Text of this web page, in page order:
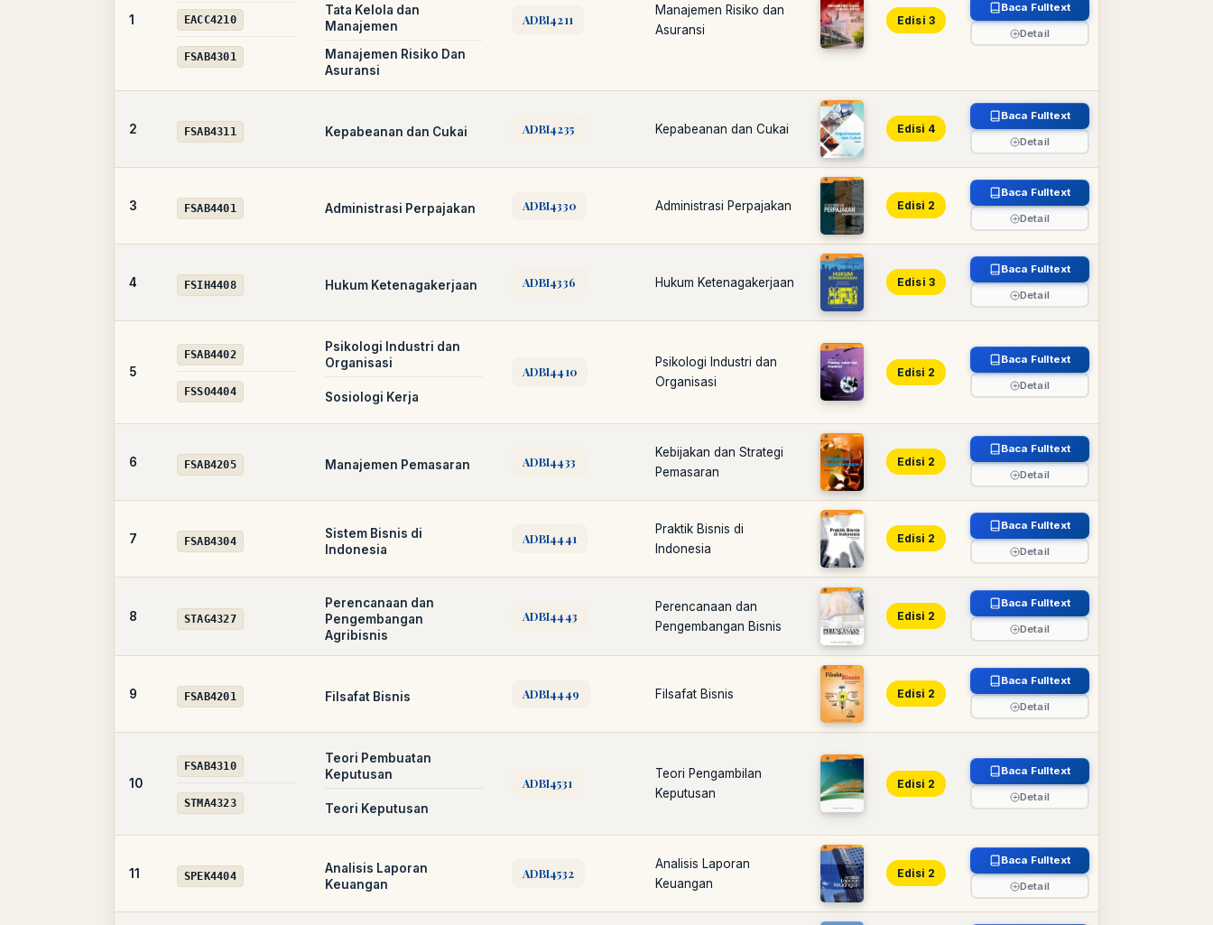
1 EACC4210
FSAB4301
Tata Kelola dan
Manajemen
Manajemen Risiko Dan
Asuransi
ADBI4211
Manajemen Risiko dan
Asuransi
Edisi 3
Baca Fulltext
Detail
2 FSAB4311 Kepabeanan dan Cukai ADBI4235 Kepabeanan dan Cukai Edisi 4
Baca Fulltext
Detail
3 FSAB4401 Administrasi Perpajakan ADBI4330 Administrasi Perpajakan Edisi 2
Baca Fulltext
Detail
4 FSIH4408 Hukum Ketenagakerjaan ADBI4336 Hukum Ketenagakerjaan Edisi 3
Baca Fulltext
Detail
5
FSAB4402
FSSO4404
Psikologi Industri dan
Organisasi
Sosiologi Kerja
ADBI4410
Psikologi Industri dan
Organisasi
Edisi 2
Baca Fulltext
Detail
6 FSAB4205 Manajemen Pemasaran ADBI4433
Kebijakan dan Strategi
Pemasaran
Edisi 2
Baca Fulltext
Detail
7 FSAB4304
Sistem Bisnis di
Indonesia
ADBI4441
Praktik Bisnis di
Indonesia
Edisi 2
Baca Fulltext
Detail
8 STAG4327
Perencanaan dan
Pengembangan
Agribisnis
ADBI4443
Perencanaan dan
Pengembangan Bisnis
Edisi 2
Baca Fulltext
Detail
9 FSAB4201 Filsafat Bisnis ADBI4449 Filsafat Bisnis Edisi 2
Baca Fulltext
Detail
10
FSAB4310
STMA4323
Teori Pembuatan
Keputusan
Teori Keputusan
ADBI4531
Teori Pengambilan
Keputusan
Edisi 2
Baca Fulltext
Detail
11 SPEK4404
Analisis Laporan
Keuangan
ADBI4532
Analisis Laporan
Keuangan
Edisi 2
Baca Fulltext
Detail
LIBNARA
PUSTAKAWAN DIGITAL UT · LAYANAN INFORMASI AKADEMIK